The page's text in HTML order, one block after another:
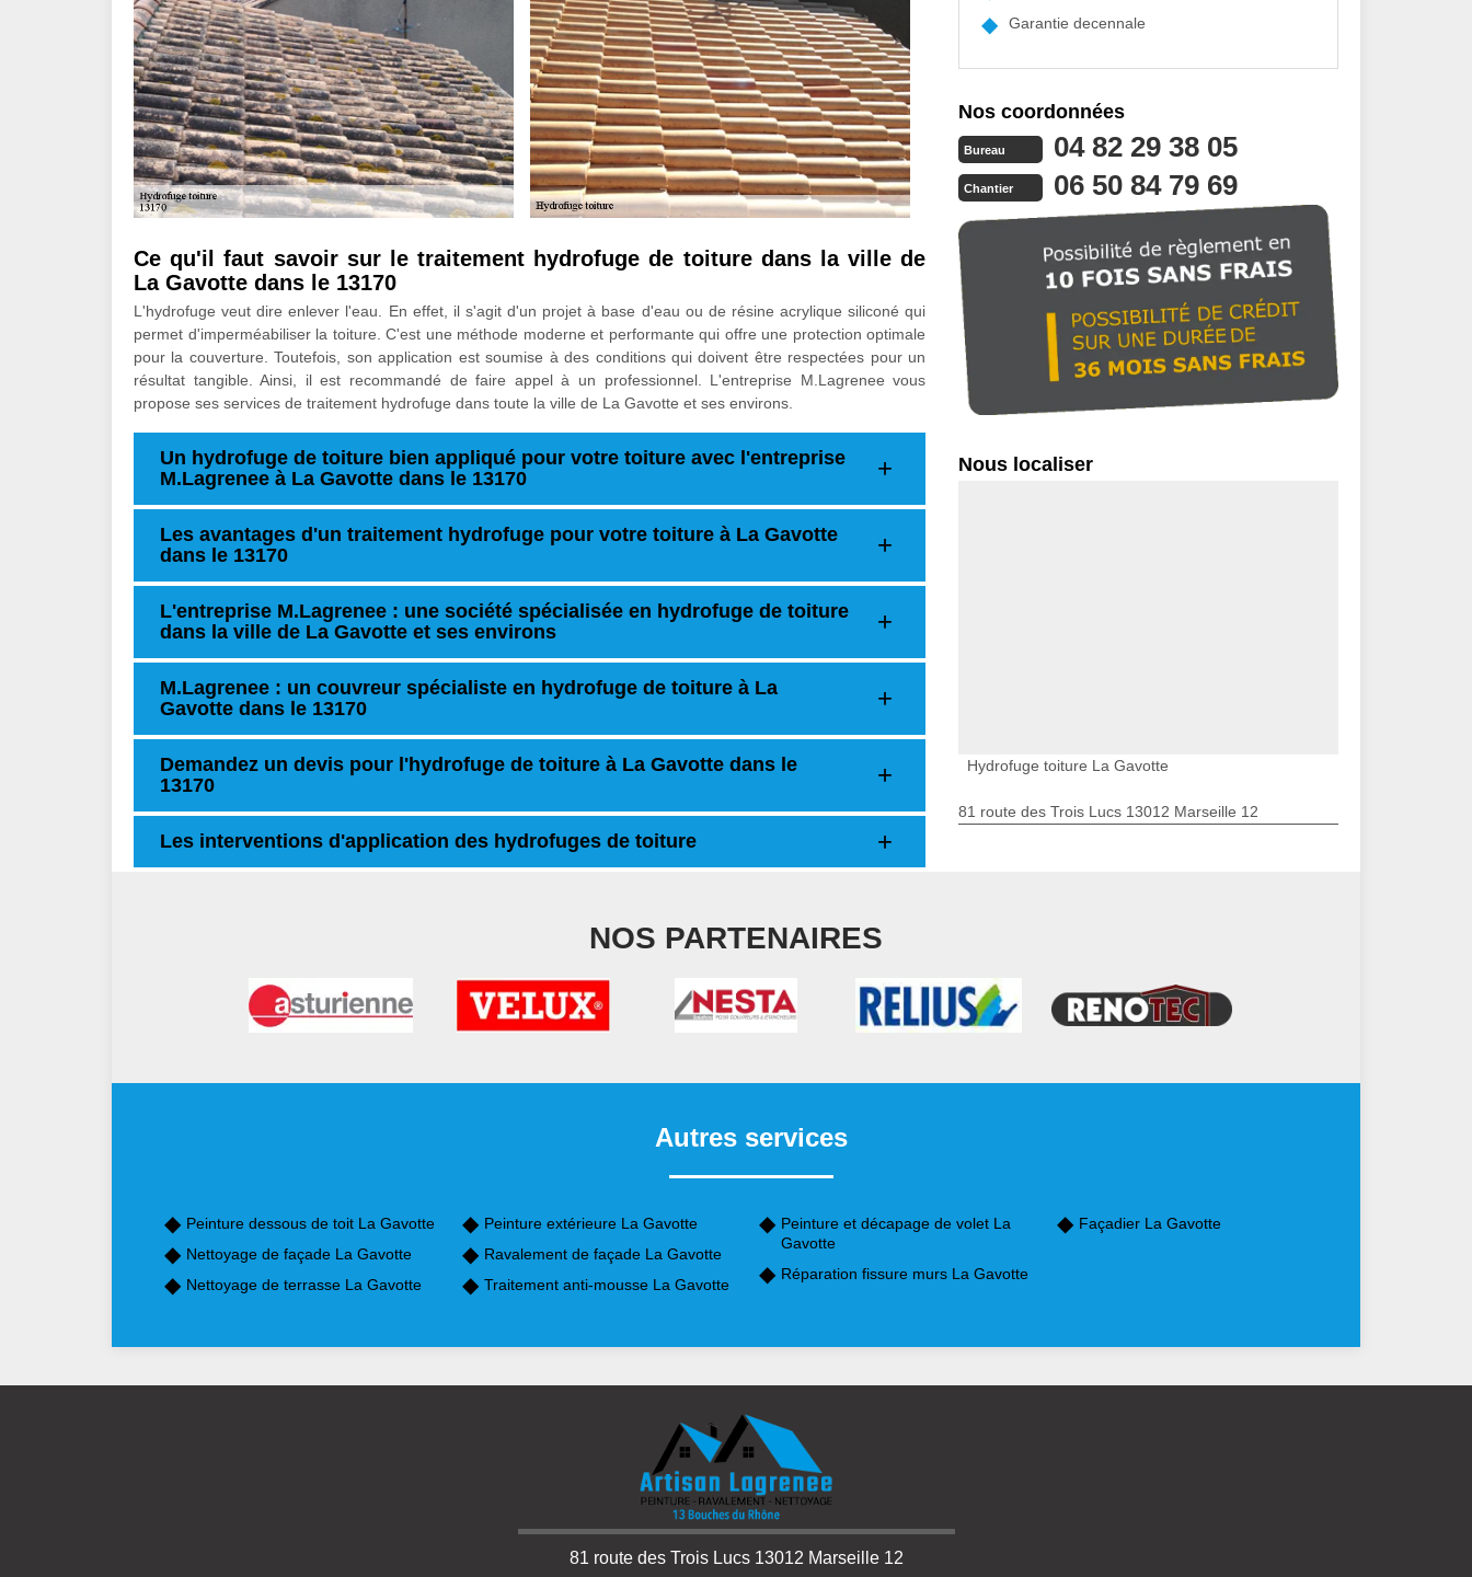
Ce qu'il faut savoir sur le traitement hydrofuge de toiture dans la ville de
La Gavotte dans le 13170
L'hydrofuge veut dire enlever l'eau. En effet, il s'agit d'un projet à base d'eau ou de résine acrylique siliconé qui
permet d'imperméabiliser la toiture. C'est une méthode moderne et performante qui offre une protection optimale
pour la couverture. Toutefois, son application est soumise à des conditions qui doivent être respectées pour un
résultat tangible. Ainsi, il est recommandé de faire appel à un professionnel. L'entreprise M.Lagrenee vous
propose ses services de traitement hydrofuge dans toute la ville de La Gavotte et ses environs.
Un hydrofuge de toiture bien appliqué pour votre toiture avec l'entreprise
M.Lagrenee à La Gavotte dans le 13170
Les avantages d'un traitement hydrofuge pour votre toiture à La Gavotte
dans le 13170
L'entreprise M.Lagrenee : une société spécialisée en hydrofuge de toiture
dans la ville de La Gavotte et ses environs
M.Lagrenee : un couvreur spécialiste en hydrofuge de toiture à La
Gavotte dans le 13170
Demandez un devis pour l'hydrofuge de toiture à La Gavotte dans le
13170
Les interventions d'application des hydrofuges de toiture
Garantie decennale
Nos coordonnées
Bureau 04 82 29 38 05
Chantier 06 50 84 79 69
Nous localiser
Hydrofuge toiture La Gavotte
81 route des Trois Lucs 13012 Marseille 12
NOS PARTENAIRES
Autres services
Peinture dessous de toit La Gavotte
Nettoyage de façade La Gavotte
Nettoyage de terrasse La Gavotte
Peinture extérieure La Gavotte
Ravalement de façade La Gavotte
Traitement anti-mousse La Gavotte
Peinture et décapage de volet La
Gavotte
Réparation fissure murs La Gavotte
Façadier La Gavotte
81 route des Trois Lucs 13012 Marseille 12